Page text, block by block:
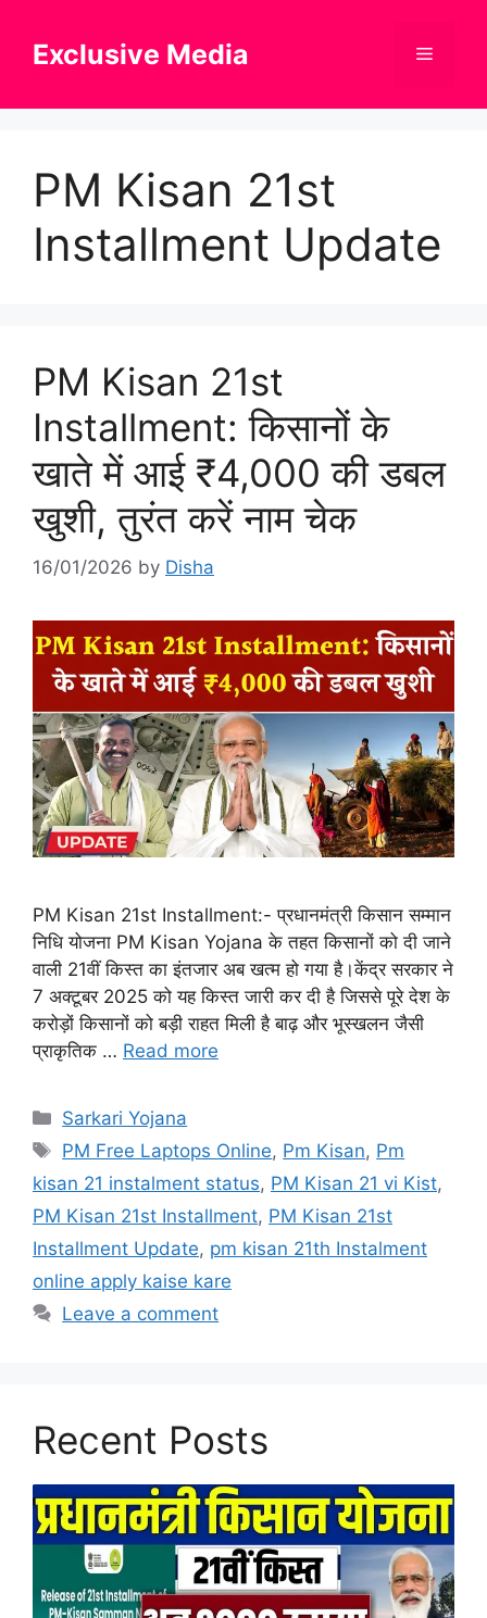
contentExclusive Media Menu
PM Kisan 21st
Installment Update
PM Kisan 21st
Installment: किसानों के
खाते में आई ₹4,000 की डबल
खुशी, तुरंत करें नाम चेक
16/01/2026 by Disha
PM Kisan 21st Installment:- प्रधानमंत्री किसान सम्मान
निधि योजना PM Kisan Yojana के तहत किसानों को दी जाने
वाली 21वीं किस्त का इंतजार अब खत्म हो गया है।केंद्र सरकार ने
7 अक्टूबर 2025 को यह किस्त जारी कर दी है जिससे पूरे देश के
करोड़ों किसानों को बड़ी राहत मिली है बाढ़ और भूस्खलन जैसी
प्राकृतिक … Read more
Categories
Sarkari Yojana
Tags
PM Free Laptops Online, Pm Kisan, Pm
kisan 21 instalment status, PM Kisan 21 vi Kist,
PM Kisan 21st Installment, PM Kisan 21st
Installment Update, pm kisan 21th Instalment
online apply kaise kare
Leave a comment
Recent Posts